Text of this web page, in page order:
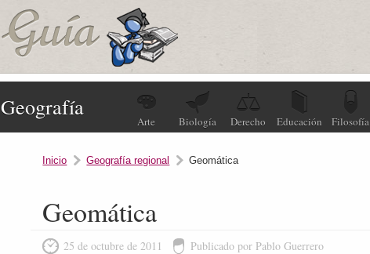
Geografía
Arte Biología Derecho Educación Filosofía
Inicio Geografía regional Geomática
Geomática
25 de octubre de 2011 Publicado por Pablo Guerrero